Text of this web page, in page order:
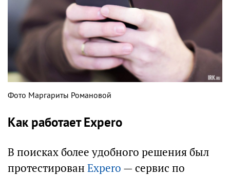
Фото Маргариты Романовой
Как работает Expero
В поисках более удобного решения был
протестирован Expero — сервис по